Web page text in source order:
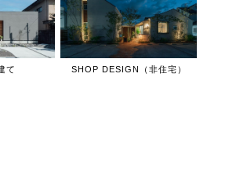
て SHOP DESIGN（非住宅）